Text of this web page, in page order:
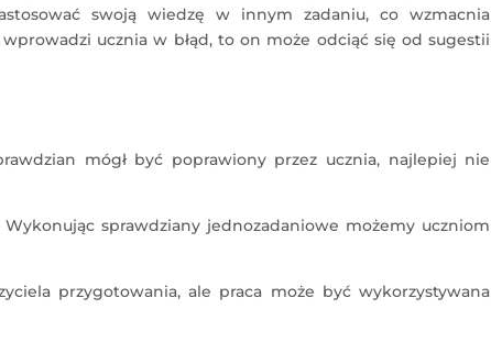
swoją wiedzę w innym zadaniu, co wzmacnia
ucznia w błąd, to on może odciąć się od sugestii
mógł być poprawiony przez ucznia, najlepiej nie
sprawdziany jednozadaniowe możemy uczniom
przygotowania, ale praca może być wykorzystywana